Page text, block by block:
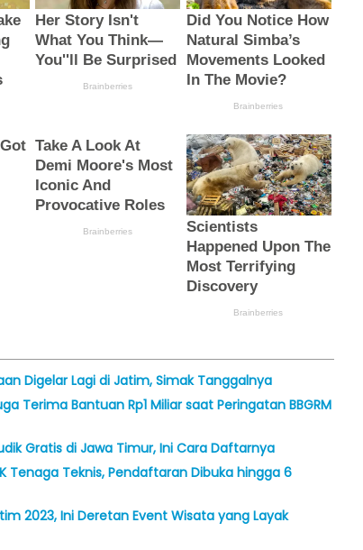
Digelar Lagi di Jatim, Simak Tanggalnya
Terima Bantuan Rp1 Miliar saat Peringatan BBGRM
Gratis di Jawa Timur, Ini Cara Daftarnya
Tenaga Teknis, Pendaftaran Dibuka hingga 6
2023, Ini Deretan Event Wisata yang Layak